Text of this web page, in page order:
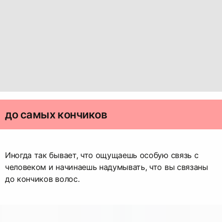
до самых кончиков
Иногда так бывает, что ощущаешь особую связь с
человеком и начинаешь надумывать, что вы связаны
до кончиков волос.